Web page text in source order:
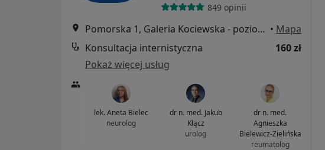
849 opinii
Pomorska 1, Galeria Kociewska - poziom 2, Tczew • Mapa
Konsultacja internistyczna
160 zł
Pokaż więcej usług
lek. Aneta Bielec
neurolog
dr n. med. Jakub
Kłącz
urolog
dr n. med.
Agnieszka
Bielewicz-Zielińska
reumatolog